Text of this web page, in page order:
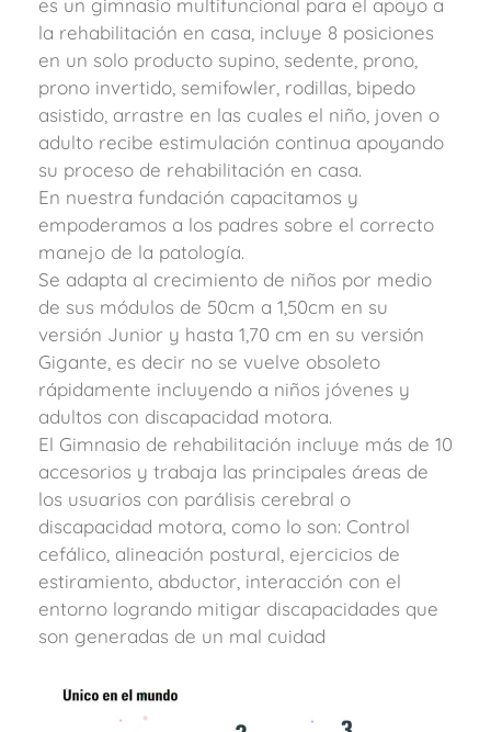
es un gimnasio multifuncional para el apoyo a
la rehabilitación en casa, incluye 8 posiciones
en un solo producto supino, sedente, prono,
prono invertido, semifowler, rodillas, bipedo
asistido, arrastre en las cuales el niño, joven o
adulto recibe estimulación continua apoyando
su proceso de rehabilitación en casa.
En nuestra fundación capacitamos y
empoderamos a los padres sobre el correcto
manejo de la patología.
Se adapta al crecimiento de niños por medio
de sus módulos de 50cm a 1,50cm en su
versión Junior y hasta 1,70 cm en su versión
Gigante, es decir no se vuelve obsoleto
rápidamente incluyendo a niños jóvenes y
adultos con discapacidad motora.
El Gimnasio de rehabilitación incluye más de 10
accesorios y trabaja las principales áreas de
los usuarios con parálisis cerebral o
discapacidad motora, como lo son: Control
cefálico, alineación postural, ejercicios de
estiramiento, abductor, interacción con el
entorno logrando mitigar discapacidades que
son generadas de un mal cuidad